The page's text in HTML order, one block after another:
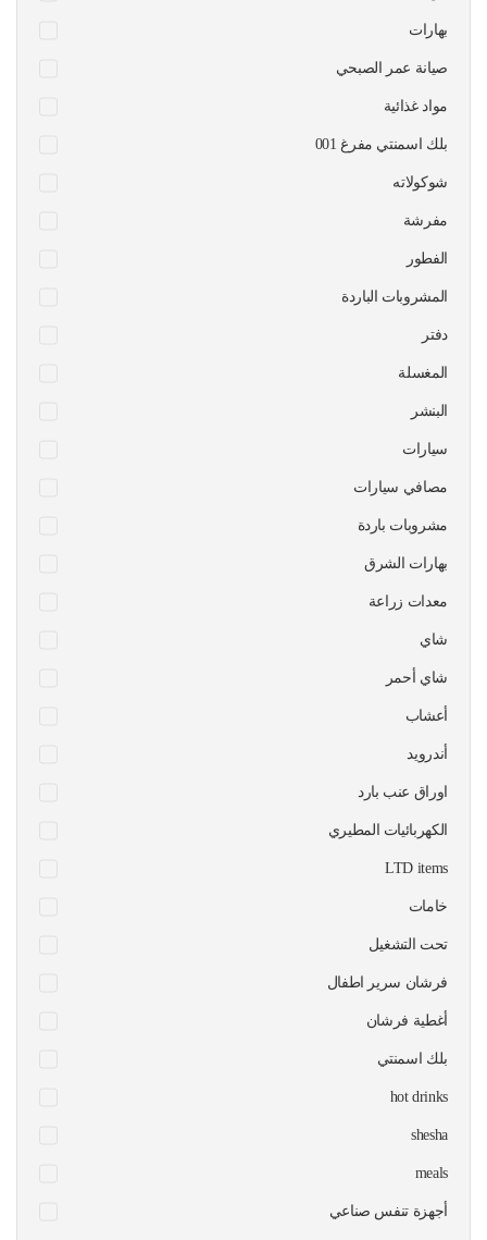
بهارات
صيانة عمر الصبحي
مواد غذائية
بلك اسمنتي مفرغ 001
شوكولاته
مفرشة
الفطور
المشروبات الباردة
دفتر
المغسلة
البنشر
سيارات
مصافي سيارات
مشروبات باردة
بهارات الشرق
معدات زراعة
شاي
شاي أحمر
أعشاب
أندرويد
اوراق عنب بارد
الكهربائيات المطيري
LTD items
خامات
تحت التشغيل
فرشان سرير اطفال
أغطية فرشان
بلك اسمنتي
hot drinks
shesha
meals
أجهزة تنفس صناعي